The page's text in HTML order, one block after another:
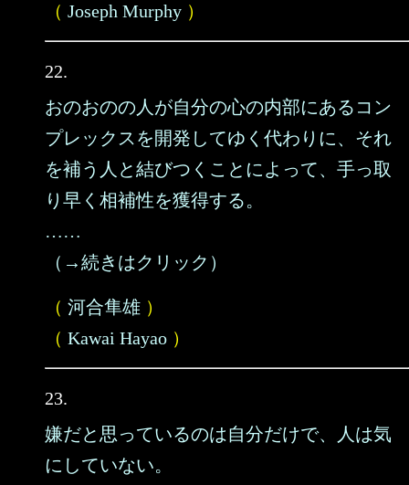
（ Joseph Murphy ）
22.
おのおのの人が自分の心の内部にあるコン
プレックスを開発してゆく代わりに、それ
を補う人と結びつくことによって、手っ取
り早く相補性を獲得する。
……
（→続きはクリック）
（ 河合隼雄 ）
（ Kawai Hayao ）
23.
嫌だと思っているのは自分だけで、人は気
にしていない。